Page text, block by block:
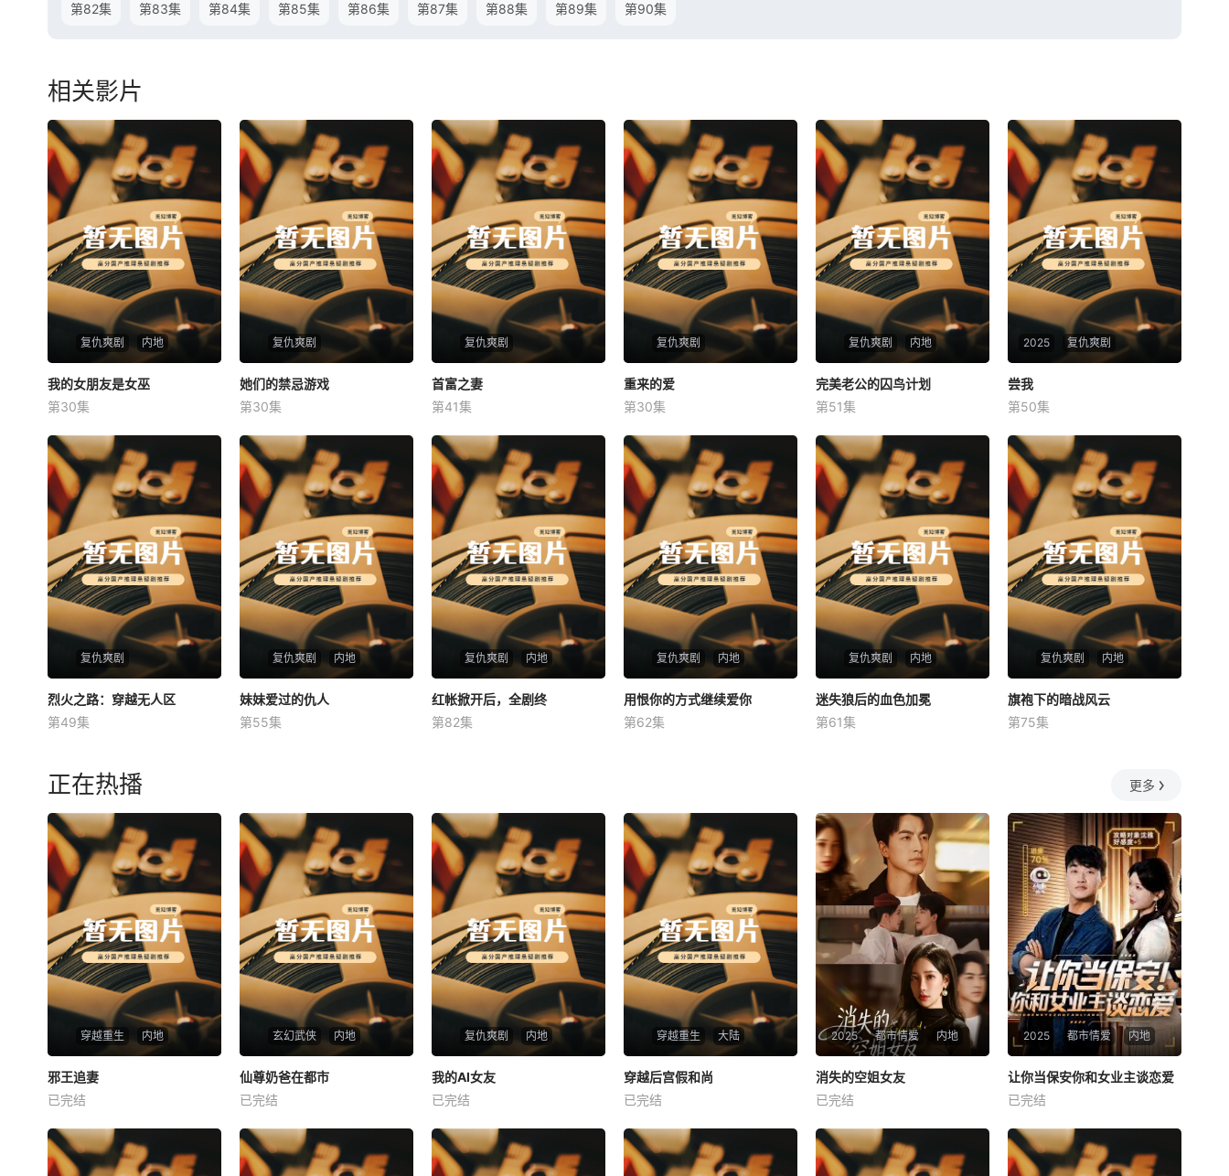
第82集 第83集 第84集 第85集 第86集 第87集 第88集 第89集 第90集
相关影片
复仇爽剧 内地
我的女朋友是女巫
未知
我的女朋友是女巫
第30集
复仇爽剧
她们的禁忌游戏
未知
她们的禁忌游戏
第30集
复仇爽剧
首富之妻
未知
首富之妻
第41集
复仇爽剧
重来的爱
未知
重来的爱
第30集
复仇爽剧 内地
完美老公的囚鸟计划
未知
完美老公的囚鸟计划
第51集
2025 复仇爽剧
尝我
未知
尝我
第50集
复仇爽剧
烈火之路：穿越无人区
未知
烈火之路：穿越无人区
第49集
复仇爽剧 内地
妹妹爱过的仇人
未知
妹妹爱过的仇人
第55集
复仇爽剧 内地
红帐掀开后，全剧终
未知
红帐掀开后，全剧终
第82集
复仇爽剧 内地
用恨你的方式继续爱你
未知
用恨你的方式继续爱你
第62集
复仇爽剧 内地
迷失狼后的血色加冕
未知
迷失狼后的血色加冕
第61集
复仇爽剧 内地
旗袍下的暗战风云
未知
旗袍下的暗战风云
第75集
正在热播 更多
穿越重生 内地
邪王追妻
未知
邪王追妻
已完结
玄幻武侠 内地
仙尊奶爸在都市
未知
仙尊奶爸在都市
已完结
复仇爽剧 内地
我的AI女友
未知
我的AI女友
已完结
穿越重生 大陆
穿越后宫假和尚
未知
穿越后宫假和尚
已完结
2025 都市情爱 内地
消失的空姐女友
未知
消失的空姐女友
已完结
2025 都市情爱 内地
未知
让你当保安你和女业主谈恋爱
已完结